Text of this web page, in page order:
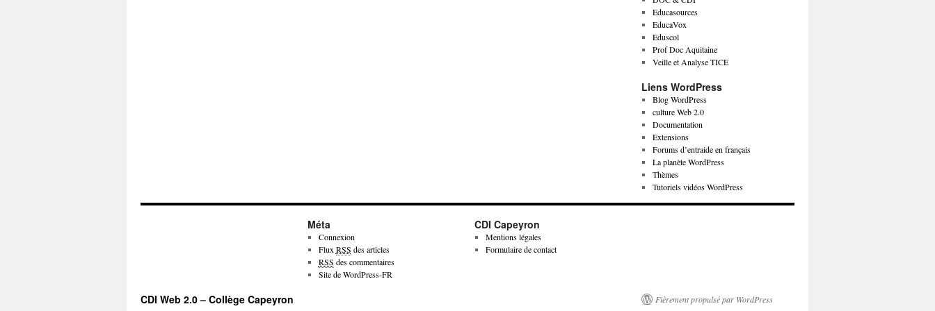
Educasources
EducaVox
Eduscol
Prof Doc Aquitaine
Veille et Analyse TICE
Liens WordPress
Blog WordPress
culture Web 2.0
Documentation
Extensions
Forums d’entraide en français
La planète WordPress
Thèmes
Tutoriels vidéos WordPress
Méta
Connexion
Flux RSS des articles
RSS des commentaires
Site de WordPress-FR
CDI Capeyron
Mentions légales
Formulaire de contact
CDI Web 2.0 – Collège Capeyron Fièrement propulsé par WordPress